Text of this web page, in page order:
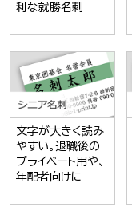
利な就勝名刺
文字が大きく読み
やすい。退職後の
プライベート用や、
年配者向けに